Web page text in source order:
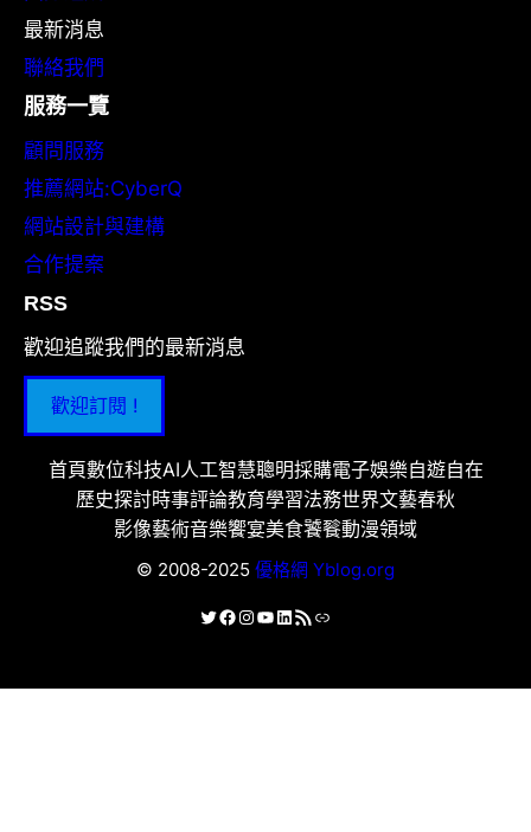
最新消息
聯絡我們
服務一覽
顧問服務
推薦網站:CyberQ
網站設計與建構
合作提案
RSS
歡迎追蹤我們的最新消息
歡迎訂閱 !
首頁數位科技AI人工智慧聰明採購電子娛樂自遊自在
歷史探討時事評論教育學習法務世界文藝春秋
影像藝術音樂饗宴美食饕餮動漫領域
© 2008-2025 優格網 Yblog.org
X Facebook
Instagram
YouTube
LinkedIn
RSS 資訊提供連結